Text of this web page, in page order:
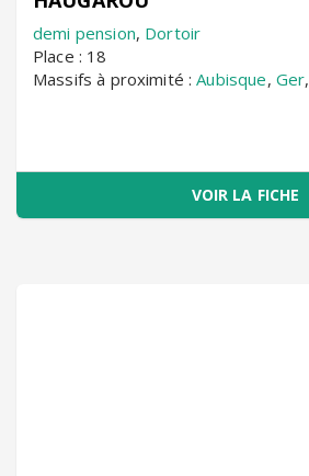
demi pension, Dortoir
Place : 18
Massifs à proximité :Aubisque, Ger,
VOIR LA FICHE